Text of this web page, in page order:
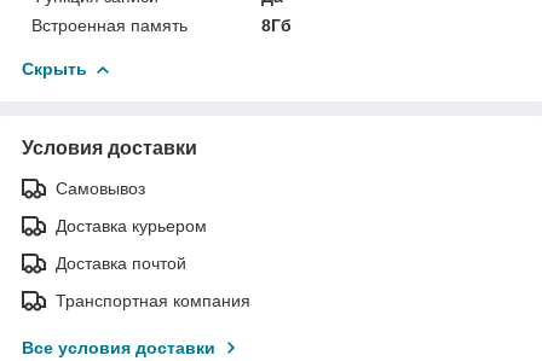
Встроенная память
8Гб
Скрыть
Условия доставки
Самовывоз
Доставка курьером
Доставка почтой
Транспортная компания
Все условия доставки